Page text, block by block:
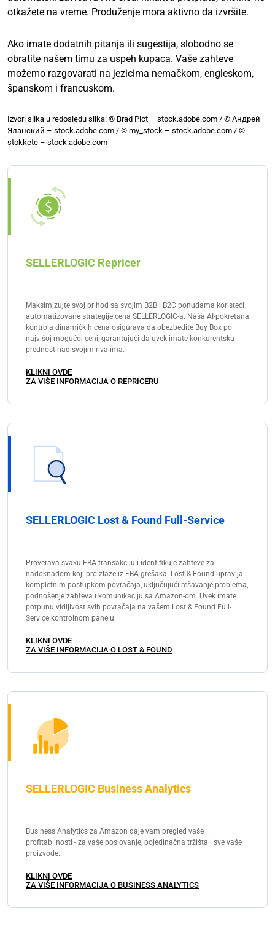
otkažete na vreme. Produženje mora aktivno da izvršite.
Ako imate dodatnih pitanja ili sugestija, slobodno se
obratite našem timu za uspeh kupaca. Vaše zahteve
možemo razgovarati na jezicima nemačkom, engleskom,
španskom i francuskom.
Izvori slika u redosledu slika: © Brad Pict – stock.adobe.com / © Андрей
Яланский – stock.adobe.com / © my_stock – stock.adobe.com / ©
stokkete – stock.adobe.com
SELLERLOGIC Repricer
Maksimizujte svoj prihod sa svojim B2B i B2C ponudama koristeći
automatizovane strategije cena SELLERLOGIC-a. Naša AI-pokretana
kontrola dinamičkih cena osigurava da obezbedite Buy Box po
najvišoj mogućoj ceni, garantujući da uvek imate konkurentsku
prednost nad svojim rivalima.
KLIKNI OVDE
ZA VIŠE INFORMACIJA O REPRICERU
SELLERLOGIC Lost & Found Full-Service
Proverava svaku FBA transakciju i identifikuje zahteve za
nadoknadom koji proizlaze iz FBA grešaka. Lost & Found upravlja
kompletnim postupkom povraćaja, uključujući rešavanje problema,
podnošenje zahteva i komunikaciju sa Amazon-om. Uvek imate
potpunu vidljivost svih povraćaja na vašem Lost & Found Full-
Service kontrolnom panelu.
KLIKNI OVDE
ZA VIŠE INFORMACIJA O LOST & FOUND
SELLERLOGIC Business Analytics
Business Analytics za Amazon daje vam pregled vaše
profitabilnosti - za vaše poslovanje, pojedinačna tržišta i sve vaše
proizvode.
KLIKNI OVDE
ZA VIŠE INFORMACIJA O BUSINESS ANALYTICS